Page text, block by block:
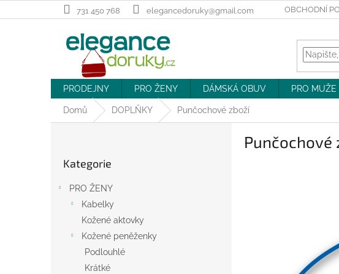
na
731 450 768 elegancedoruky@gmail.com OBCHODNÍ
PRODEJNY PRO ŽENY DÁMSKÁ OBUV PRO MUŽE
Domů DOPLŇKY Punčochové zboží
kategorie
Kategorie
PRO ŽENY
Kabelky
Kožené aktovky
Kožené peněženky
Podlouhlé
Krátké
Punčochové